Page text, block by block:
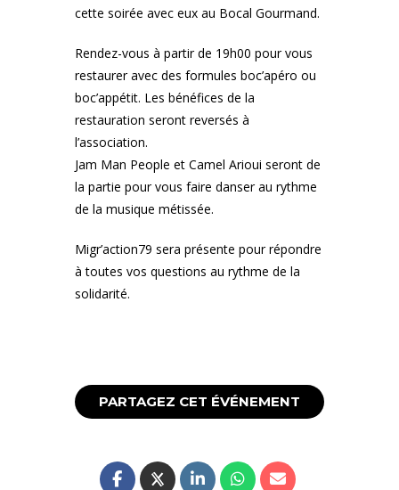
cette soirée avec eux au Bocal Gourmand.
Rendez-vous à partir de 19h00 pour vous
restaurer avec des formules boc’apéro ou
boc’appétit. Les bénéfices de la
restauration seront reversés à
l’association.
Jam Man People et Camel Arioui seront de
la partie pour vous faire danser au rythme
de la musique métissée.
Migr’action79 sera présente pour répondre
à toutes vos questions au rythme de la
solidarité.
PARTAGEZ CET ÉVÉNEMENT